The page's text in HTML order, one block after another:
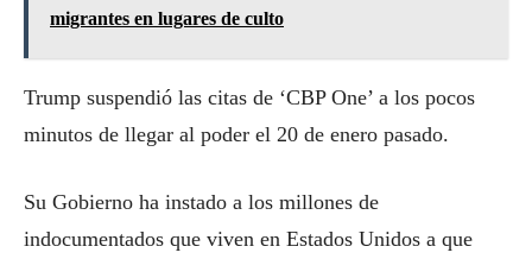
migrantes en lugares de culto
Trump suspendió las citas de ‘CBP One’ a los pocos
minutos de llegar al poder el 20 de enero pasado.
Su Gobierno ha instado a los millones de
indocumentados que viven en Estados Unidos a que